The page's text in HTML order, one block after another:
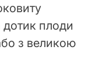
дотик плоди
з великою